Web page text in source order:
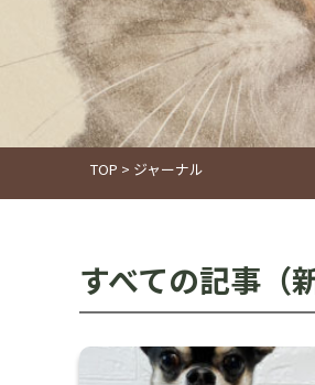
TOP > ジャーナル
すべての記事（